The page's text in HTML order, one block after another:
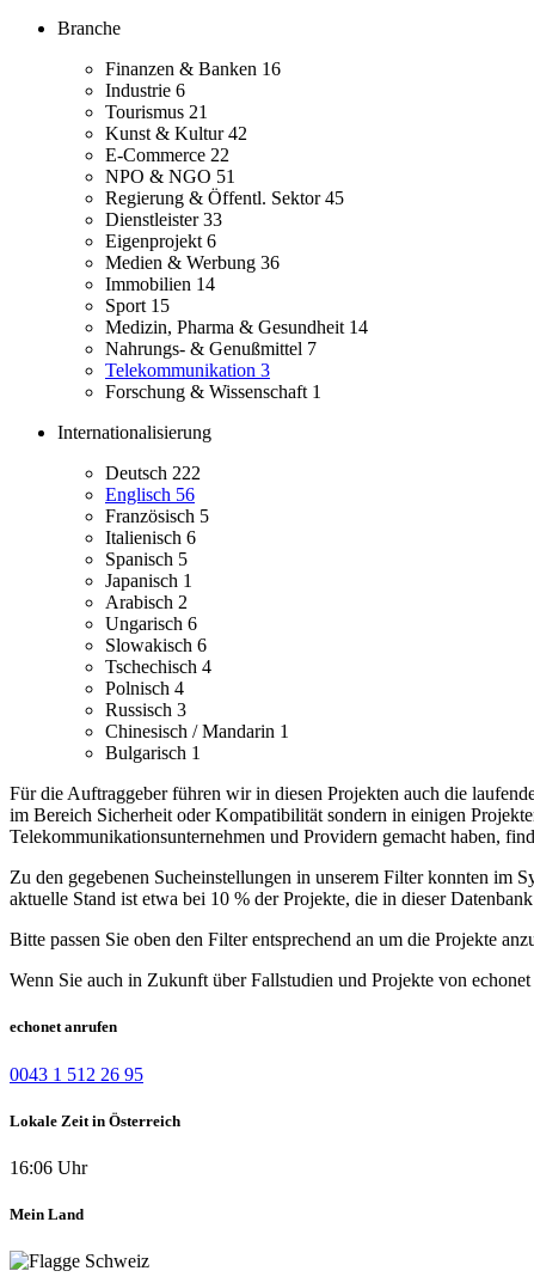
Branche
Finanzen & Banken 16
Industrie 6
Tourismus 21
Kunst & Kultur42
E-Commerce 22
NPO & NGO 51
Regierung & Öffentl. Sektor45
Dienstleister33
Eigenprojekt 6
Medien & Werbung 36
Immobilien 14
Sport 15
Medizin, Pharma & Gesundheit 14
Nahrungs- & Genußmittel 7
Telekommunikation 3
Forschung & Wissenschaft 1
Internationalisierung
Deutsch 222
Englisch 56
Französisch 5
Italienisch 6
Spanisch 5
Japanisch 1
Arabisch 2
Ungarisch 6
Slowakisch 6
Tschechisch 4
Polnisch 4
Russisch 3
Chinesisch / Mandarin 1
Bulgarisch 1
Für die Auftraggeber führen wir in diesen Projekten auch die
im Bereich Sicherheit oder Kompatibilität sondern in einigen
Telekommunikationsunternehmen und Providern gemacht haben,
Zu den gegebenen Sucheinstellungen in unserem Filter konnten im
aktuelle Stand ist etwa bei 10 % der Projekte, die in dieser
Bitte passen Sie oben den Filter entsprechend an um die Projekte
Wenn Sie auch in Zukunft über Fallstudien und Projekte von
echonet anrufen
0043 1 512 26 95
Lokale Zeit in Österreich
16:06 Uhr
Mein Land